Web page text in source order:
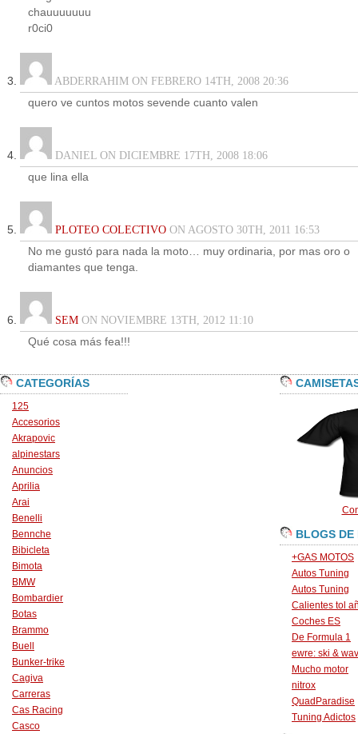
chauuuuuuu
r0ci0
ABDERRAHIM ON FEBRERO 14TH, 2008 20:36
quero ve cuntos motos sevende cuanto valen
DANIEL ON DICIEMBRE 17TH, 2008 18:06
que lina ella
PLOTEO COLECTIVO ON AGOSTO 30TH, 2011 16:53
No me gustó para nada la moto… muy ordinaria, por mas oro o
diamantes que tenga.
SEM ON NOVIEMBRE 13TH, 2012 11:10
Qué cosa más fea!!!
CATEGORÍAS
125
Accesorios
Akrapovic
alpinestars
Anuncios
Aprilia
Arai
Benelli
Bennche
Bibicleta
Bimota
BMW
Bombardier
Botas
Brammo
Buell
Bunker-trike
Cagiva
Carreras
Cas Racing
Casco
BLOGS DE
+GAS MOTOS
Autos Tuning
Autos Tuning
Calientes tol
Coches ES
De Formula 1
ewre: ski &
Mucho motor
nitrox
QuadParadise
Tuning Adictos